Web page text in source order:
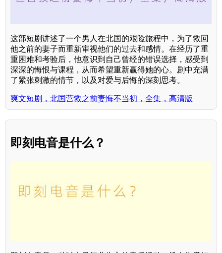
这部短剧讲述了一个男人在北国的艰险旅程中，为了救回
他之前的妻子而重新审视他们的过去和感情。在经历了重
重困难和考验后，他意识到自己曾经的错误选择，感受到
深深的悔恨与课程，从而希望重新赢得她的心。剧中充满
了紧张刺激的情节，以及对爱与后悔的深刻思考。
爽文短剧，北国营救之前妻悔不当初，全集，高清版
即刻电音是什么？